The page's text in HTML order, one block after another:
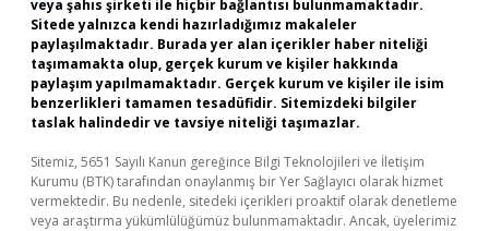
veya şahıs şirketi ile hiçbir bağlantısı bulunmamaktadır.
Sitede yalnızca kendi hazırladığımız makaleler
paylaşılmaktadır. Burada yer alan içerikler haber niteliği
taşımamakta olup, gerçek kurum ve kişiler hakkında
paylaşım yapılmamaktadır. Gerçek kurum ve kişiler ile isim
benzerlikleri tamamen tesadüfidir. Sitemizdeki bilgiler
taslak halindedir ve tavsiye niteliği taşımazlar.
Sitemiz, 5651 Sayılı Kanun gereğince Bilgi Teknolojileri ve İletişim
Kurumu (BTK) tarafından onaylanmış bir Yer Sağlayıcı olarak hizmet
vermektedir. Bu nedenle, sitedeki içerikleri proaktif olarak denetleme
veya araştırma yükümlülüğümüz bulunmamaktadır. Ancak, üyelerimiz